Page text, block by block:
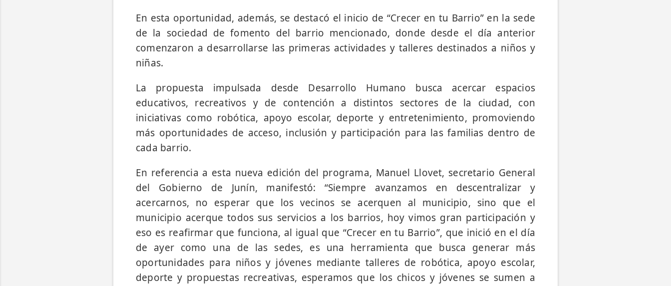
En esta oportunidad, además, se destacó el inicio de “Crecer en tu Barrio” en la sede
de la sociedad de fomento del barrio mencionado, donde desde el día anterior
comenzaron a desarrollarse las primeras actividades y talleres destinados a niños y
niñas.
La propuesta impulsada desde Desarrollo Humano busca acercar espacios
educativos, recreativos y de contención a distintos sectores de la ciudad, con
iniciativas como robótica, apoyo escolar, deporte y entretenimiento, promoviendo
más oportunidades de acceso, inclusión y participación para las familias dentro de
cada barrio.
En referencia a esta nueva edición del programa, Manuel Llovet, secretario General
del Gobierno de Junín, manifestó: “Siempre avanzamos en descentralizar y
acercarnos, no esperar que los vecinos se acerquen al municipio, sino que el
municipio acerque todos sus servicios a los barrios, hoy vimos gran participación y
eso es reafirmar que funciona, al igual que “Crecer en tu Barrio”, que inició en el día
de ayer como una de las sedes, es una herramienta que busca generar más
oportunidades para niños y jóvenes mediante talleres de robótica, apoyo escolar,
deporte y propuestas recreativas, esperamos que los chicos y jóvenes se sumen a